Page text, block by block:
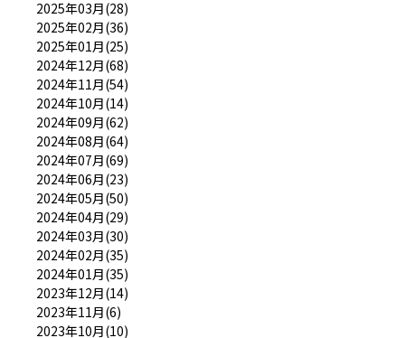
2025年03月(28)
2025年02月(36)
2025年01月(25)
2024年12月(68)
2024年11月(54)
2024年10月(14)
2024年09月(62)
2024年08月(64)
2024年07月(69)
2024年06月(23)
2024年05月(50)
2024年04月(29)
2024年03月(30)
2024年02月(35)
2024年01月(35)
2023年12月(14)
2023年11月(6)
2023年10月(10)